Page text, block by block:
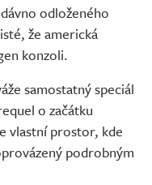
odloženého
že americká
konzoli.
samostatný speciál
o začátku
vlastní prostor, kde
podrobným